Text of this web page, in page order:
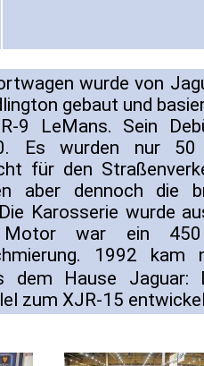
wurde von
gebaut und
9 LeMans. Sein
Es wurden nur 50
für den
aber dennoch die
Karosserie wurde
Motor war ein
1992
dem Hause
zum XJR-15